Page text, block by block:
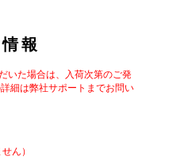
報
いた場合は、入荷次第のご発
細は弊社サポートまでお問い
ん）